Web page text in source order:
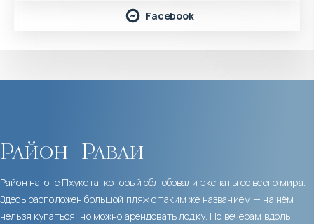
Facebook
Район Раваи
Район на юге Пхукета, который облюбовали экспаты со всего мира.
Здесь расположен большой пляж с таким же названием — на нём
нельзя купаться, но можно арендовать лодку. По вечерам вдоль